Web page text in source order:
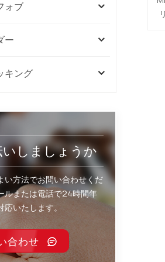
ォブ
ー
キング
いしましょうか
い方法でお問い合わせくだ
ルまたは電話で24時間年
いたします。
合わせ